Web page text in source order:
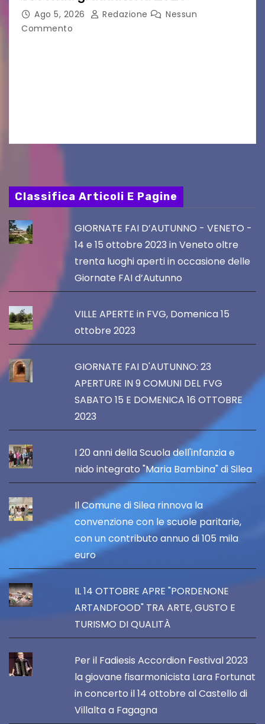
Ago 5, 2026 Redazione
Nessun
Commento
Classifica Articoli E Pagine
GIORNATE FAI D’AUTUNNO - VENETO -
14 e 15 ottobre 2023 in Veneto oltre
trenta luoghi aperti in occasione delle
Giornate FAI d’Autunno
VILLE APERTE in FVG, Domenica 15
ottobre 2023
GIORNATE FAI D'AUTUNNO: 23
APERTURE IN 9 COMUNI DEL FVG
SABATO 15 E DOMENICA 16 OTTOBRE
2023
I 20 anni della Scuola dell'infanzia e
nido integrato "Maria Bambina" di Silea
Il Comune di Silea rinnova la
convenzione con le scuole paritarie,
con un contributo annuo di 105 mila
euro
IL 14 OTTOBRE APRE "PORDENONE
ARTANDFOOD" TRA ARTE, GUSTO E
TURISMO DI QUALITÀ
Per il Fadiesis Accordion Festival 2023
la giovane fisarmonicista Lara Fortunat
in concerto il 14 ottobre al Castello di
Villalta a Fagagna